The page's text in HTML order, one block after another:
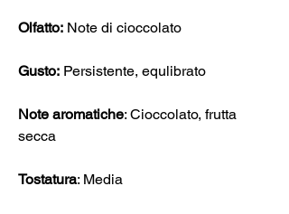
Olfatto: Note di cioccolato
Gusto: Persistente, equlibrato
Note aromatiche: Cioccolato, frutta
secca
Tostatura: Media